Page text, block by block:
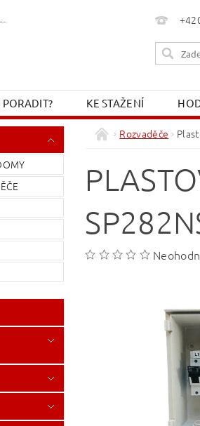
KE STAŽENÍ
KONTAKT OBCHODNÍ
Rozvaděče